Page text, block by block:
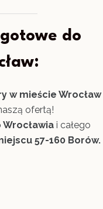
do
w mieście Wrocław
ofertą!
i całego
57-160 Borów.